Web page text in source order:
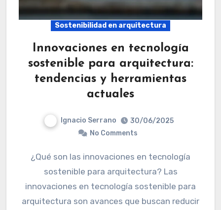
Sostenibilidad en arquitectura
Innovaciones en tecnología
sostenible para arquitectura:
tendencias y herramientas
actuales
Ignacio Serrano
30/06/2025
No Comments
¿Qué son las innovaciones en tecnología
sostenible para arquitectura? Las
innovaciones en tecnología sostenible para
arquitectura son avances que buscan reducir